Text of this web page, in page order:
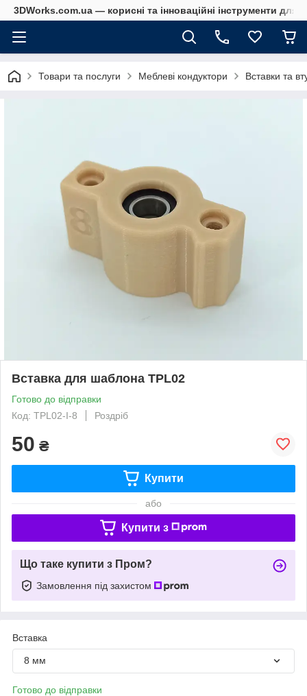
3DWorks.com.ua — корисні та інноваційні інструменти для
Товари та послуги Меблеві кондуктори Вставки та
Вставка для шаблона TPL02
Готово до відправки
Код: TPL02-I-8
Роздріб
50 ₴
Купити
або
Купити з
Що таке купити з Пром?
Замовлення під захистом
Вставка
8 мм
Готово до відправки